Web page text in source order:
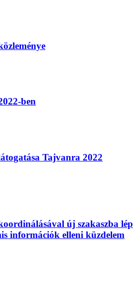
ben
Tajvanra 2022
új szakaszba lép
információk elleni küzdelem